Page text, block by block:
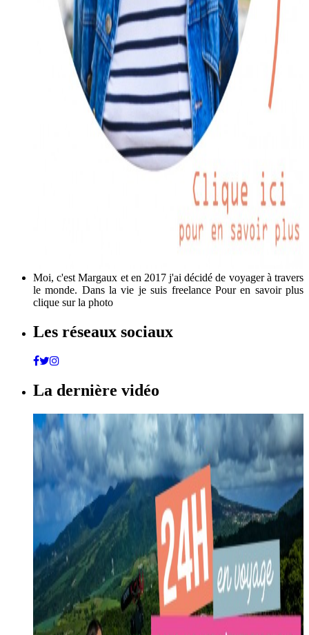
Moi, c'est Margaux et en 2017 j'ai décidé de voyager à travers
le monde. Dans la vie je suis freelance Pour en savoir plus
clique sur la photo
Les réseaux sociaux
La dernière vidéo